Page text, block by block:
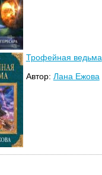
Трофейная ведьма
Автор: Лана Ежова